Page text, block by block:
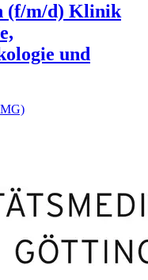
(f/m/d) Klinik
und